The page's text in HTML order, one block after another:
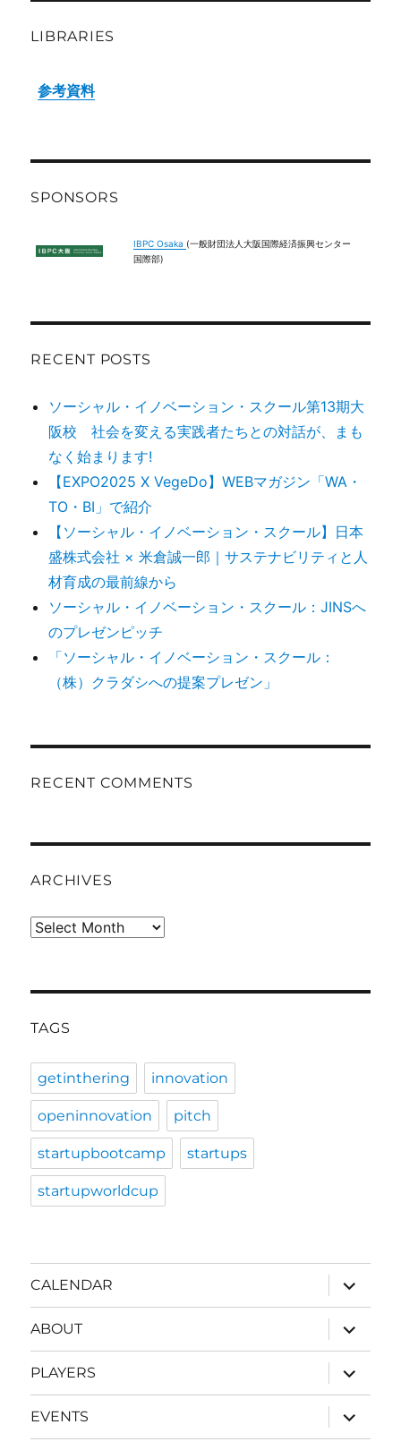
LIBRARIES
参考資料
SPONSORS
IBPC Osaka (一般財団法人大阪国際経済振興センター
国際部)
RECENT POSTS
ソーシャル・イノベーション・スクール第13期大
阪校 社会を変える実践者たちとの対話が、まも
なく始まります!
【EXPO2025 X VegeDo】WEBマガジン「WA・
TO・BI」で紹介
【ソーシャル・イノベーション・スクール】日本
盛株式会社 × 米倉誠一郎｜サステナビリティと人
材育成の最前線から
ソーシャル・イノベーション・スクール：JINSへ
のプレゼンピッチ
「ソーシャル・イノベーション・スクール：
（株）クラダシへの提案プレゼン」
RECENT COMMENTS
ARCHIVES
Archives
TAGS
getinthering innovation
openinnovation pitch
startupbootcamp startups
startupworldcup
CALENDAR
expand
child
menu
ABOUT
expand
child
menu
PLAYERS
expand
child
menu
EVENTS
expand
child
menu